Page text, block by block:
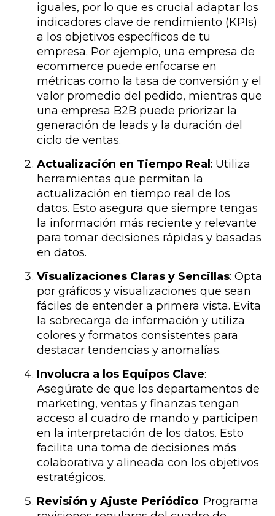
iguales, por lo que es crucial adaptar los
indicadores clave de rendimiento (KPIs)
a los objetivos específicos de tu
empresa. Por ejemplo, una empresa de
ecommerce puede enfocarse en
métricas como la tasa de conversión y el
valor promedio del pedido, mientras que
una empresa B2B puede priorizar la
generación de leads y la duración del
ciclo de ventas.
Actualización en Tiempo Real : Utiliza
herramientas que permitan la
actualización en tiempo real de los
datos. Esto asegura que siempre tengas
la información más reciente y relevante
para tomar decisiones rápidas y basadas
en datos.
Visualizaciones Claras y Sencillas: Opta
por gráficos y visualizaciones que sean
fáciles de entender a primera vista. Evita
la sobrecarga de información y utiliza
colores y formatos consistentes para
destacar tendencias y anomalías.
Involucra a los Equipos Clave:
Asegúrate de que los departamentos de
marketing, ventas y finanzas tengan
acceso al cuadro de mando y participen
en la interpretación de los datos. Esto
facilita una toma de decisiones más
colaborativa y alineada con los objetivos
estratégicos.
Revisión y Ajuste Periódico: Programa